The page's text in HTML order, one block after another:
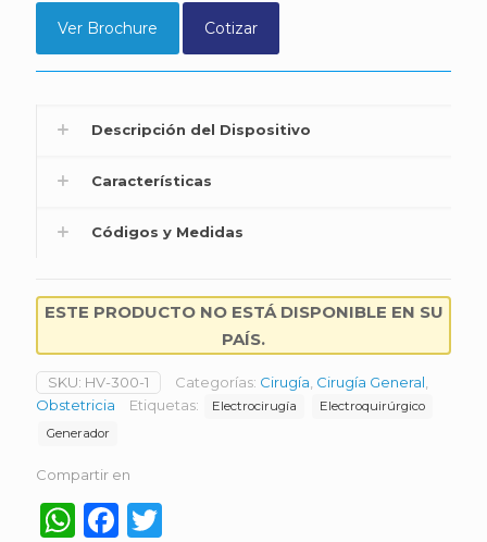
Ver Brochure Cotizar
Descripción del Dispositivo
Características
Códigos y Medidas
ESTE PRODUCTO NO ESTÁ DISPONIBLE EN SU
PAÍS.
SKU: HV-300-1 Categorías: Cirugía Cirugía General
Obstetricia
Etiquetas: Electrocirugía
Electroquirúrgico
Generador
Compartir en
WhatsApp
Facebook